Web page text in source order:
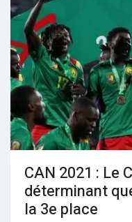
CAN 2021 : Le
déterminant
la 3e place